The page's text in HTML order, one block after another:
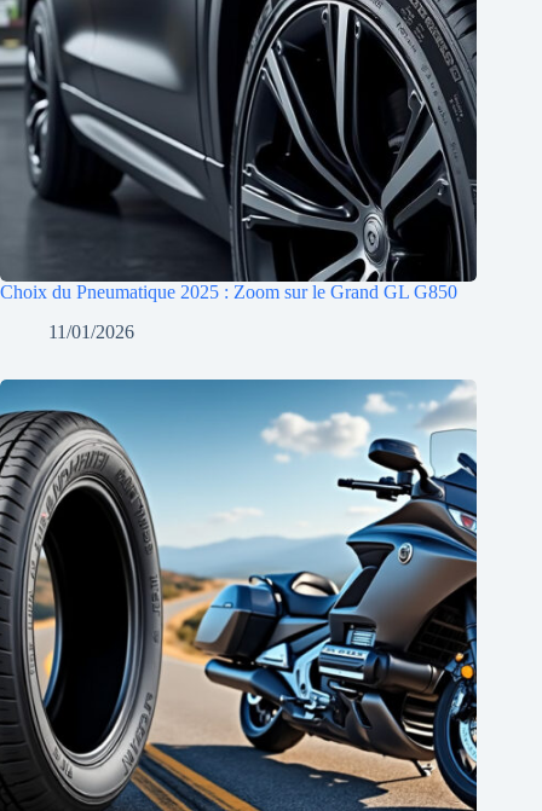
Choix du Pneumatique 2025 : Zoom sur le Grand GL G850
11/01/2026